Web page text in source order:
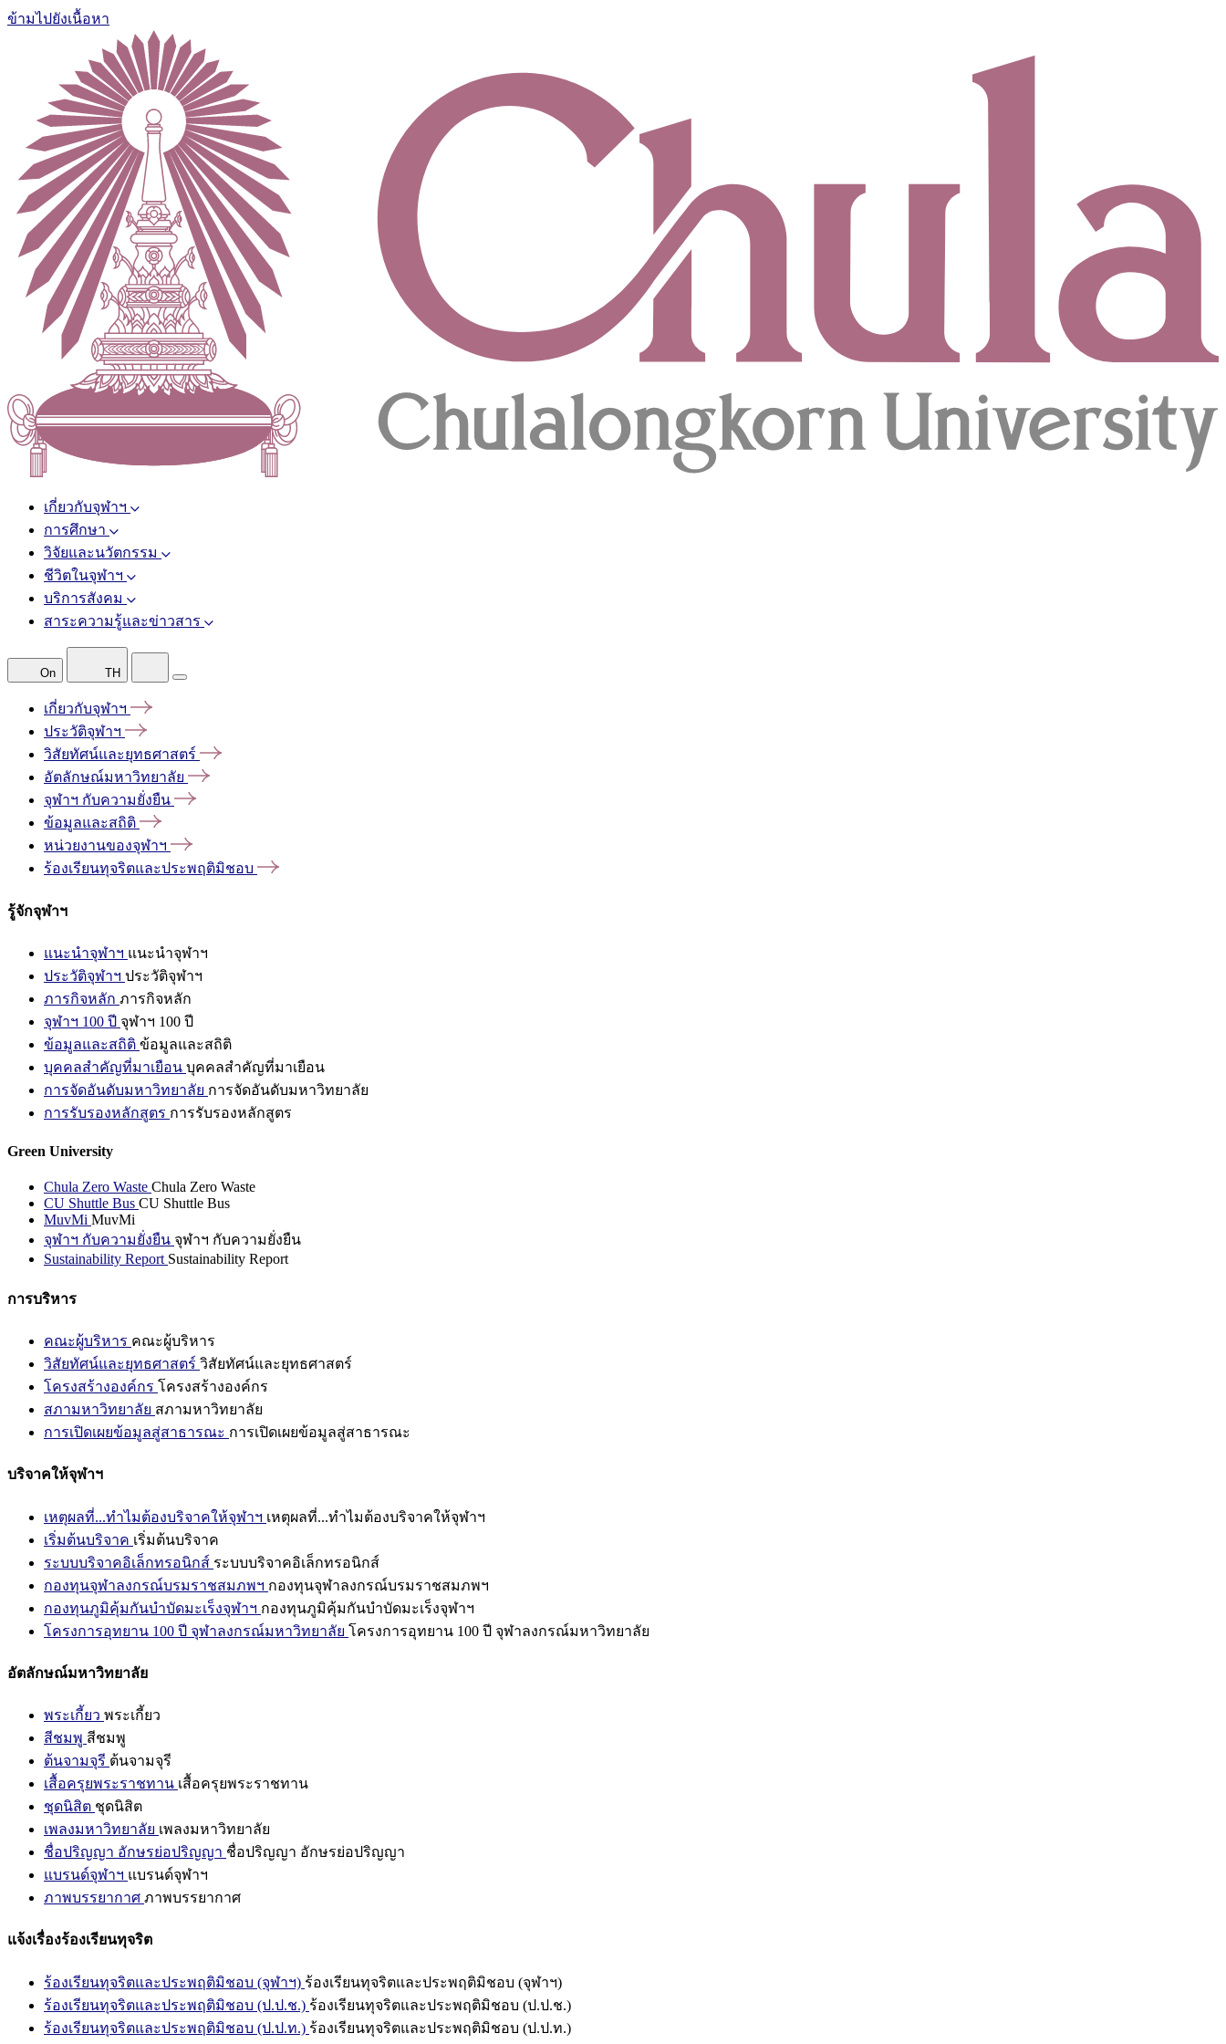
ข้ามไปยังเนื้อหา
เกี่ยวกับจุฬาฯ
การศึกษา
วิจัยและนวัตกรรม
ชีวิตในจุฬาฯ
บริการสังคม
สาระความรู้และข่าวสาร
On TH
เกี่ยวกับจุฬาฯ
ประวัติจุฬาฯ
วิสัยทัศน์และยุทธศาสตร์
อัตลักษณ์มหาวิทยาลัย
จุฬาฯ กับความยั่งยืน
ข้อมูลและสถิติ
หน่วยงานของจุฬาฯ
ร้องเรียนทุจริตและประพฤติมิชอบ
รู้จักจุฬาฯ
แนะนำจุฬาฯ แนะนำจุฬาฯ
ประวัติจุฬาฯ ประวัติจุฬาฯ
ภารกิจหลัก ภารกิจหลัก
จุฬาฯ 100 ปี จุฬาฯ 100 ปี
ข้อมูลและสถิติ ข้อมูลและสถิติ
บุคคลสำคัญที่มาเยือน บุคคลสำคัญที่มาเยือน
การจัดอันดับมหาวิทยาลัย การจัดอันดับมหาวิทยาลัย
การรับรองหลักสูตร การรับรองหลักสูตร
Green University
Chula Zero Waste Chula Zero Waste
CU Shuttle Bus CU Shuttle Bus
MuvMi MuvMi
จุฬาฯ กับความยั่งยืน จุฬาฯ กับความยั่งยืน
Sustainability Report Sustainability Report
การบริหาร
คณะผู้บริหาร คณะผู้บริหาร
วิสัยทัศน์และยุทธศาสตร์ วิสัยทัศน์และยุทธศาสตร์
โครงสร้างองค์กร โครงสร้างองค์กร
สภามหาวิทยาลัย สภามหาวิทยาลัย
การเปิดเผยข้อมูลสู่สาธารณะ การเปิดเผยข้อมูลสู่สาธารณะ
บริจาคให้จุฬาฯ
เหตุผลที่...ทำไมต้องบริจาคให้จุฬาฯ เหตุผลที่...ทำไมต้องบริจาคให้จุฬาฯ
เริ่มต้นบริจาค เริ่มต้นบริจาค
ระบบบริจาคอิเล็กทรอนิกส์ ระบบบริจาคอิเล็กทรอนิกส์
กองทุนจุฬาลงกรณ์บรมราชสมภพฯ กองทุนจุฬาลงกรณ์บรมราชสมภพฯ
กองทุนภูมิคุ้มกันบำบัดมะเร็งจุฬาฯ กองทุนภูมิคุ้มกันบำบัดมะเร็งจุฬาฯ
โครงการอุทยาน 100 ปี จุฬาลงกรณ์มหาวิทยาลัย โครงการอุทยาน 100 ปี จุฬาลงกรณ์มหาวิทยาลัย
อัตลักษณ์มหาวิทยาลัย
พระเกี้ยว พระเกี้ยว
สีชมพู สีชมพู
ต้นจามจุรี ต้นจามจุรี
เสื้อครุยพระราชทาน เสื้อครุยพระราชทาน
ชุดนิสิต ชุดนิสิต
เพลงมหาวิทยาลัย เพลงมหาวิทยาลัย
ชื่อปริญญา อักษรย่อปริญญา ชื่อปริญญา อักษรย่อปริญญา
แบรนด์จุฬาฯ แบรนด์จุฬาฯ
ภาพบรรยากาศ ภาพบรรยากาศ
แจ้งเรื่องร้องเรียนทุจริต
ร้องเรียนทุจริตและประพฤติมิชอบ (จุฬาฯ) ร้องเรียนทุจริตและประพฤติมิชอบ (จุฬาฯ)
ร้องเรียนทุจริตและประพฤติมิชอบ (ป.ป.ช.) ร้องเรียนทุจริตและประพฤติมิชอบ (ป.ป.ช.)
ร้องเรียนทุจริตและประพฤติมิชอบ (ป.ป.ท.) ร้องเรียนทุจริตและประพฤติมิชอบ (ป.ป.ท.)